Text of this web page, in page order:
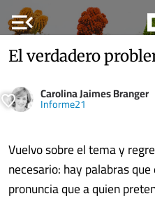
menu_open
El verdadero
Carolina Jaimes Branger
Informe21
Vuelvo sobre el tema y
necesario: hay palabras
pronuncia que a quien